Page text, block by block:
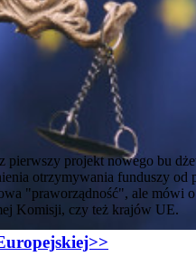
projekt nowego bu
otrzymywania funduszy
"praworządność", ale mówi
Komisji, czy też krajów UE.